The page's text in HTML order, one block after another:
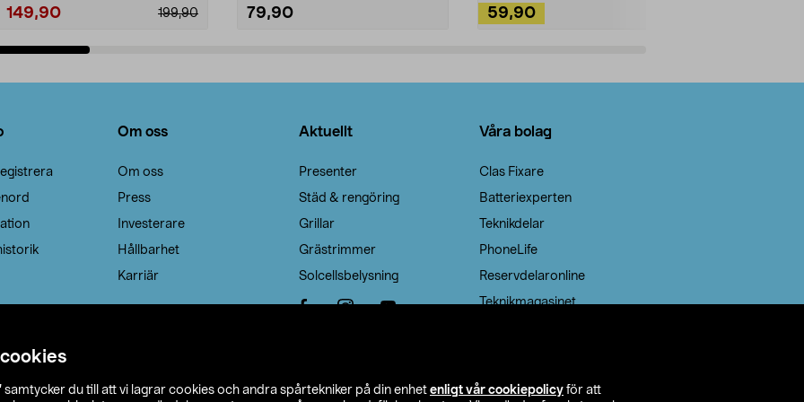
samtycker du till att vi lagrar cookies och andra spårtekniker på din enhet enligt vår cookiepolicy för att
199,90
149,90 79,90 59,90
Om oss
Om oss
Press
Investerare
Hållbarhet
Karriär
Aktuellt
Presenter
Städ & rengöring
Grillar
Grästrimmer
Solcellsbelysning
Våra bolag
Clas Fixare
Batteriexperten
Teknikdelar
PhoneLife
Reservdelaronline
Teknikmagasinet